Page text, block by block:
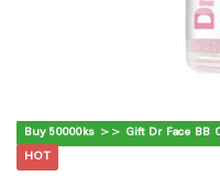
Buy 50000ks >> Gift Dr Face BB
HOT